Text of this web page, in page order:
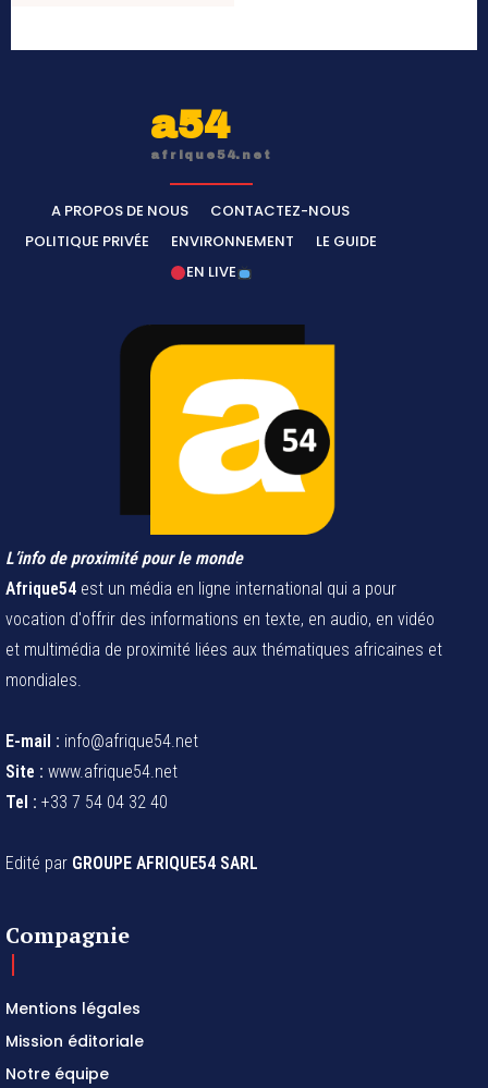
a54
afrique54.net
A PROPOS DE NOUS
CONTACTEZ-NOUS
POLITIQUE PRIVÉE
ENVIRONNEMENT
LE GUIDE
EN LIVE
L’info de proximité pour le monde
Afrique54 est un média en ligne international qui a pour
vocation d'offrir des informations en texte, en audio, en vidéo
et multimédia de proximité liées aux thématiques africaines et
mondiales.
E-mail : info@afrique54.net
Site : www.afrique54.net
Tel : +33 7 54 04 32 40
Edité par GROUPE AFRIQUE54 SARL
Compagnie
Mentions légales
Mission éditoriale
Notre équipe